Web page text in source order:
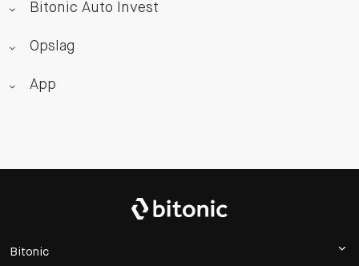
Bitonic Auto Invest
Opslag
App
Bitonic